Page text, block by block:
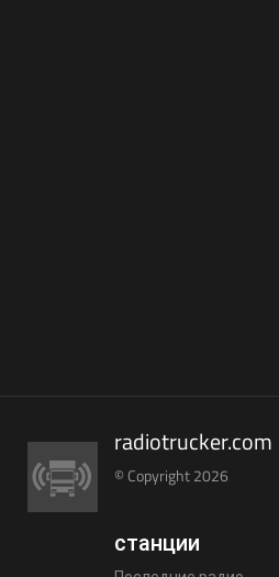
radiotrucker.com
© Copyright 2026
станции